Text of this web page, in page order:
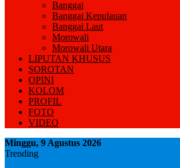
Banggai
Banggai Kepulauan
Banggai Laut
Morowali
Morowali Utara
LIPUTAN KHUSUS
SOROTAN
OPINI
KOLOM
PROFIL
FOTO
VIDEO
Minggu, 9 Agustus 2026
Trending